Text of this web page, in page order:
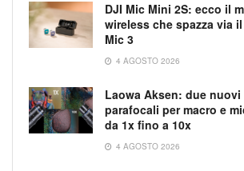
DJI Mic Mini 2S: ecco il
wireless che spazza via
Mic 3
4 AGOSTO 2026
Laowa Aksen: due
parafocali per macro e
da 1x fino a 10x
4 AGOSTO 2026